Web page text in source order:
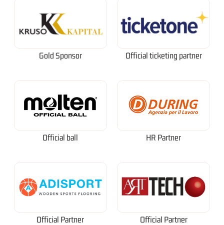
Gold Sponsor Official ticketing partner
Official ball HR Partner
Official Partner Official Partner